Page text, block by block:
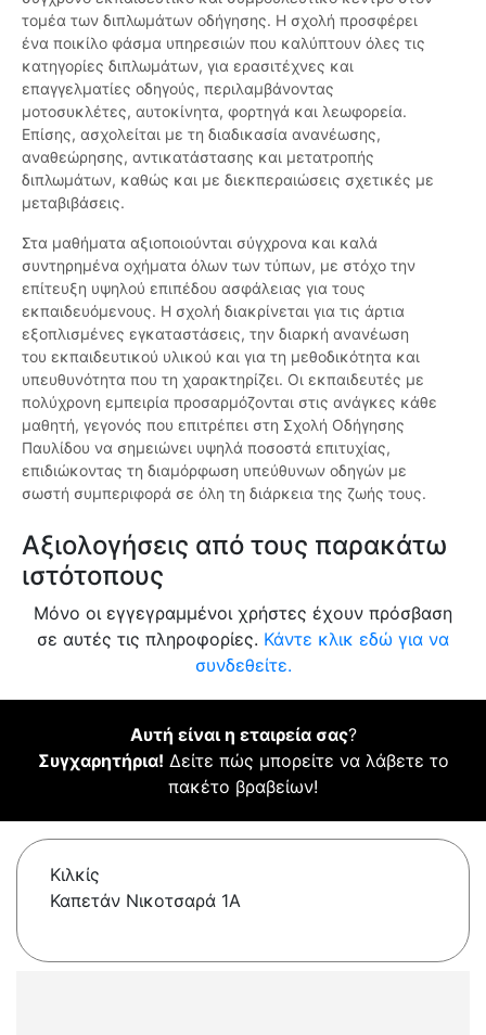
τομέα των διπλωμάτων οδήγησης. Η σχολή προσφέρει
ένα ποικίλο φάσμα υπηρεσιών που καλύπτουν όλες τις
κατηγορίες διπλωμάτων, για ερασιτέχνες και
επαγγελματίες οδηγούς, περιλαμβάνοντας
μοτοσυκλέτες, αυτοκίνητα, φορτηγά και λεωφορεία.
Επίσης, ασχολείται με τη διαδικασία ανανέωσης,
αναθεώρησης, αντικατάστασης και μετατροπής
διπλωμάτων, καθώς και με διεκπεραιώσεις σχετικές με
μεταβιβάσεις.
Στα μαθήματα αξιοποιούνται σύγχρονα και καλά
συντηρημένα οχήματα όλων των τύπων, με στόχο την
επίτευξη υψηλού επιπέδου ασφάλειας για τους
εκπαιδευόμενους. Η σχολή διακρίνεται για τις άρτια
εξοπλισμένες εγκαταστάσεις, την διαρκή ανανέωση
του εκπαιδευτικού υλικού και για τη μεθοδικότητα και
υπευθυνότητα που τη χαρακτηρίζει. Οι εκπαιδευτές με
πολύχρονη εμπειρία προσαρμόζονται στις ανάγκες κάθε
μαθητή, γεγονός που επιτρέπει στη Σχολή Οδήγησης
Παυλίδου να σημειώνει υψηλά ποσοστά επιτυχίας,
επιδιώκοντας τη διαμόρφωση υπεύθυνων οδηγών με
σωστή συμπεριφορά σε όλη τη διάρκεια της ζωής τους.
Αξιολογήσεις από τους παρακάτω
ιστότοπους
Μόνο οι εγγεγραμμένοι χρήστες έχουν πρόσβαση
σε αυτές τις πληροφορίες. Κάντε κλικ εδώ για να
συνδεθείτε.
Αυτή είναι η εταιρεία σας?
Συγχαρητήρια! Δείτε πώς μπορείτε να λάβετε το
πακέτο βραβείων!
Κιλκίς
Καπετάν Νικοτσαρά 1Α